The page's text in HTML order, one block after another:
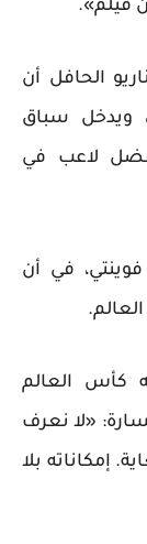
فيلم».
الحافل أن
ويدخل سباق
أفضل لاعب في
في أن
كأس العالم
خسارة: «لا نعرف
إمكاناته بلا